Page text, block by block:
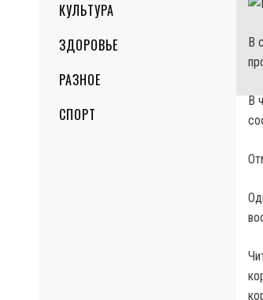
КУЛЬТУРА
ЗДОРОВЬЕ
РАЗНОЕ
СПОРТ
В
В